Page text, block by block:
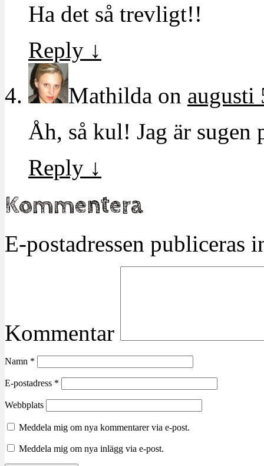
Ha det så trevligt!!
Reply ↓
Mathilda on augusti
Åh, så kul! Jag är sugen
Reply ↓
Kommentera
E-postadressen publiceras
Kommentar
Namn *
E-postadress *
Webbplats
Meddela mig om nya kommentarer via e-post.
Meddela mig om nya inlägg via e-post.